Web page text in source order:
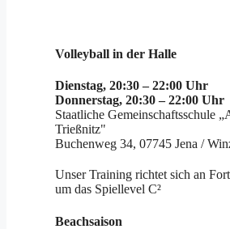
Volleyball in der Halle
Dienstag, 20:30 – 22:00 Uhr
Donnerstag, 20:30 – 22:00 Uhr
Staatliche Gemeinschaftsschule
Trießnitz"
Buchenweg 34, 07745 Jena /
Unser Training richtet sich an
um das Spiellevel C²
Beachsaison